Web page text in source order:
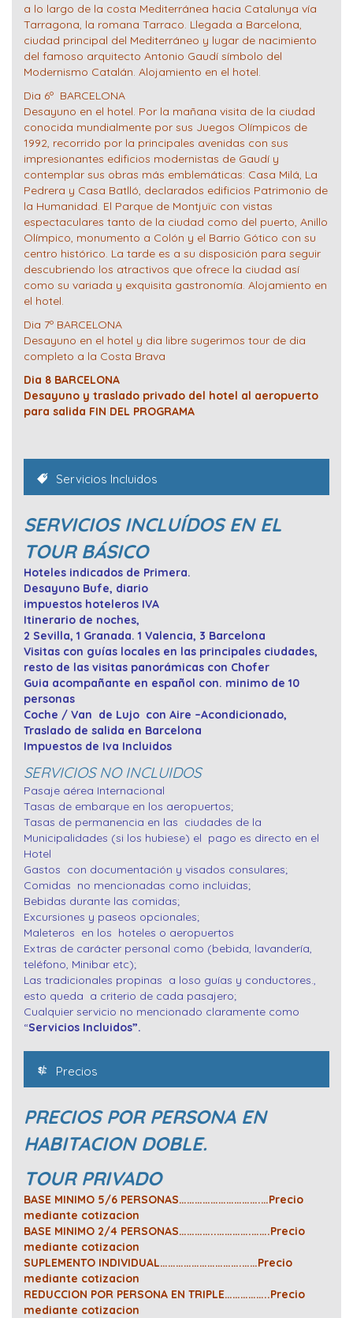
a lo largo de la costa Mediterránea hacia Catalunya vía
Tarragona, la romana Tarraco. Llegada a Barcelona,
ciudad principal del Mediterráneo y lugar de nacimiento
del famoso arquitecto Antonio Gaudí símbolo del
Modernismo Catalán. Alojamiento en el hotel.
Dia 6º BARCELONA
Desayuno en el hotel. Por la mañana visita de la ciudad
conocida mundialmente por sus Juegos Olímpicos de
1992, recorrido por la principales avenidas con sus
impresionantes edificios modernistas de Gaudí y
contemplar sus obras más emblemáticas: Casa Milá, La
Pedrera y Casa Batlló, declarados edificios Patrimonio de
la Humanidad. El Parque de Montjuïc con vistas
espectaculares tanto de la ciudad como del puerto, Anillo
Olímpico, monumento a Colón y el Barrio Gótico con su
centro histórico. La tarde es a su disposición para seguir
descubriendo los atractivos que ofrece la ciudad así
como su variada y exquisita gastronomía. Alojamiento en
el hotel.
Dia 7º BARCELONA
Desayuno en el hotel y dia libre sugerimos tour de dia
completo a la Costa Brava
Dia 8 BARCELONA
Desayuno y traslado privado del hotel al aeropuerto
para salida FIN DEL PROGRAMA
Servicios Incluidos
SERVICIOS INCLUÍDOS EN EL
TOUR BÁSICO
Hoteles indicados de Primera.
Desayuno Bufe, diario
impuestos hoteleros IVA
Itinerario de noches,
2 Sevilla, 1 Granada. 1 Valencia, 3 Barcelona
Visitas con guías locales en las principales ciudades,
resto de las visitas panorámicas con Chofer
Guia acompañante en español con. minimo de 10
personas
Coche / Van de Lujo con Aire –Acondicionado,
Traslado de salida en Barcelona
Impuestos de Iva Incluidos
SERVICIOS NO INCLUIDOS
Pasaje aérea Internacional
Tasas de embarque en los aeropuertos;
Tasas de permanencia en las ciudades de la
Municipalidades (si los hubiese) el pago es directo en el
Hotel
Gastos con documentación y visados consulares;
Comidas no mencionadas como incluidas;
Bebidas durante las comidas;
Excursiones y paseos opcionales;
Maleteros en los hoteles o aeropuertos
Extras de carácter personal como (bebida, lavandería,
teléfono, Minibar etc);
Las tradicionales propinas a loso guías y conductores.,
esto queda a criterio de cada pasajero;
Cualquier servicio no mencionado claramente como
“Servicios Incluidos”.
Precios
PRECIOS POR PERSONA EN
HABITACION DOBLE.
TOUR PRIVADO
BASE MINIMO 5/6 PERSONAS………………………….…Precio
mediante cotizacion
BASE MINIMO 2/4 PERSONAS…………..………….…….Precio
mediante cotizacion
SUPLEMENTO INDIVIDUAL………………………….……Precio
mediante cotizacion
REDUCCION POR PERSONA EN TRIPLE……………..Precio
mediante cotizacion